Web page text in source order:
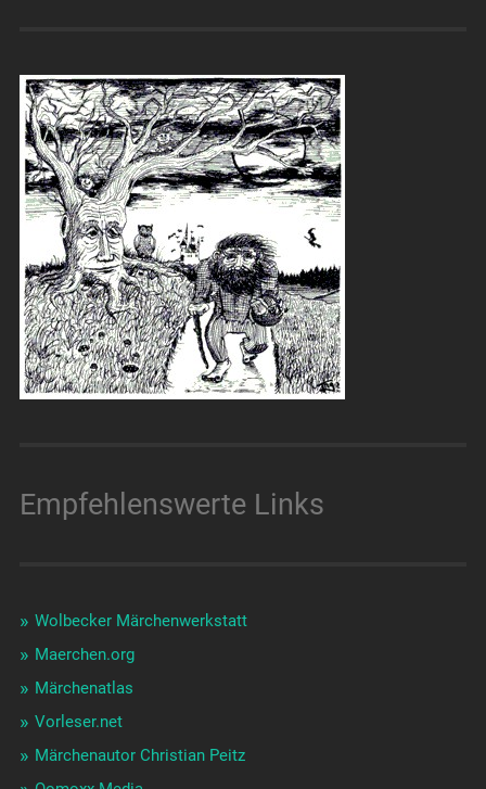
Empfehlenswerte Links
Wolbecker Märchenwerkstatt
Maerchen.org
Märchenatlas
Vorleser.net
Märchenautor Christian Peitz